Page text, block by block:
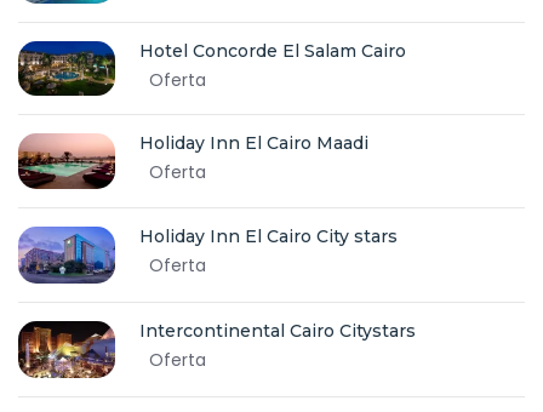
Hotel Concorde El Salam Cairo
Oferta
Holiday Inn El Cairo Maadi
Oferta
Holiday Inn El Cairo City stars
Oferta
Intercontinental Cairo Citystars
Oferta